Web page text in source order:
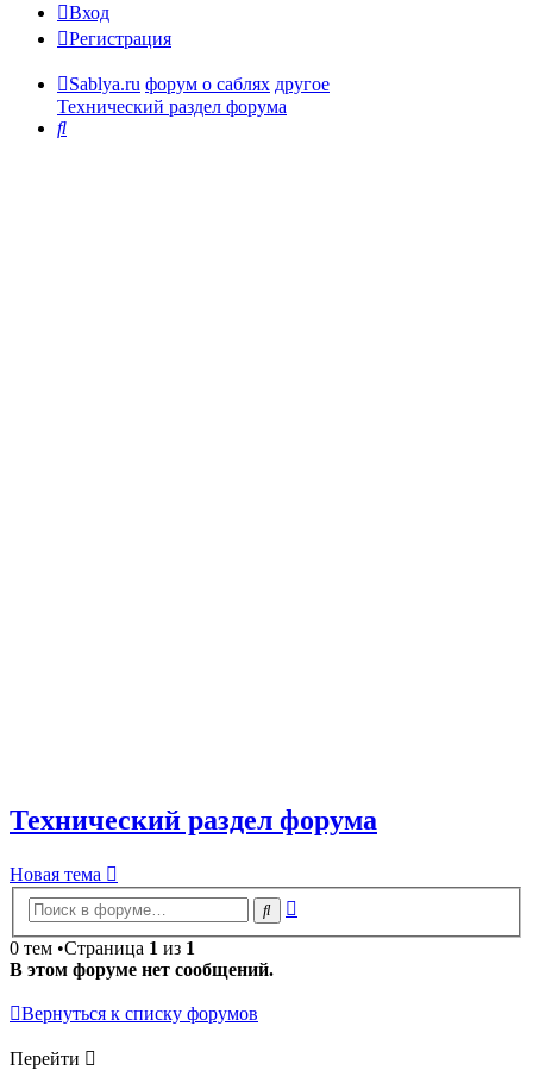
Вход
Регистрация
Sablya.ru форум о саблях другое
Технический раздел форума
Поиск
Технический раздел форума
Новая тема
Поиск
0 тем •Страница 1 из 1
В этом форуме нет сообщений.
Вернуться к списку форумов
Перейти